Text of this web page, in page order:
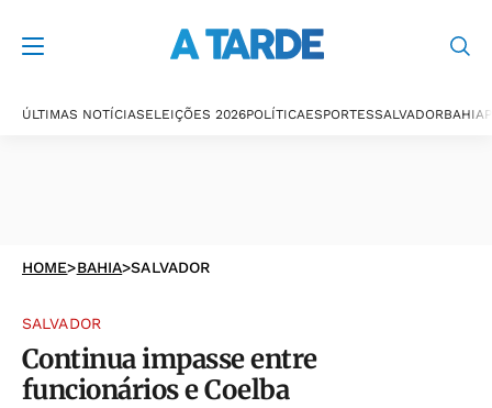
ÚLTIMAS NOTÍCIASELEIÇÕES 2026POLÍTICAESPORTESSALVADORBAHIA
HOME>BAHIA>SALVADOR
SALVADOR
Continua impasse entre
funcionários e Coelba